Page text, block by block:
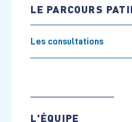
LE PARCOURS
Les consultations
L'ÉQUIPE